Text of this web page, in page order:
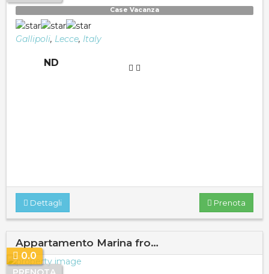
Case Vacanza
Gallipoli, Lecce, Italy
ND
Prenota
Dettagli
Appartamento Marina fro…
0.0